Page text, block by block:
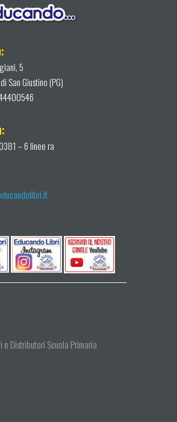
5
San Giustino (PG)
– 6 linee ra
e Distributori Scuola Primaria